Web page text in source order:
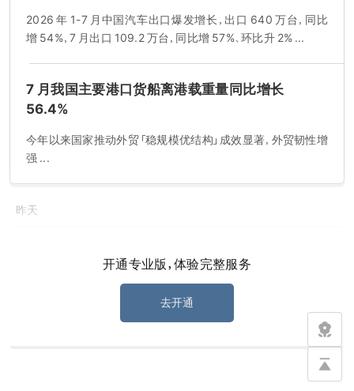
2026 年 1-7 月中国汽车出口爆发增长，出口 640 万台，同比
增 54%，7 月出口 109.2 万台，同比增 57%、环比升 2% ...
7 月我国主要港口货船离港载重量同比增长
56.4%
今年以来国家推动外贸「稳规模优结构」成效显著，外贸韧性增
强 ...
昨天
翰宇药业 (300199.SZ) 公告，公司收到国家药监局签发的替
尔泊肽注射液《受理通知书》，该药品为化学药品 4 类，适应症
包括 2 型糖尿病、长期体重管理及阻塞性睡眠呼吸暂停 ...
开通专业版，体验完整服务
去开通